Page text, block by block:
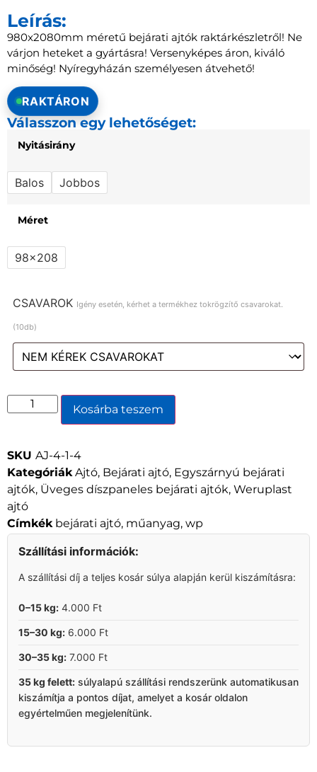
Leírás:
980x2080mm méretű bejárati ajtók raktárkészletről! Ne
várjon heteket a gyártásra! Versenyképes áron, kiváló
minőség! Nyíregyházán személyesen átvehető!
RAKTÁRON
Válasszon egy lehetőséget:
Nyitásirány
Balos Jobbos
Méret
98x208
CSAVAROK Igény esetén, kérhet a termékhez tokrögzítő csavarokat.
(10db)
Kosárba teszem
SKU AJ-4-1-4
Kategóriák Ajtó, Bejárati ajtó, Egyszárnyú bejárati
ajtók, Üveges díszpaneles bejárati ajtók, Weruplast
ajtó
Címkék bejárati ajtó, műanyag, wp
Szállítási információk:
A szállítási díj a teljes kosár súlya alapján kerül kiszámításra:
0–15 kg: 4.000 Ft
15–30 kg: 6.000 Ft
30–35 kg: 7.000 Ft
35 kg felett: súlyalapú szállítási rendszerünk automatikusan
kiszámítja a pontos díjat, amelyet a kosár oldalon
egyértelműen megjelenítünk.